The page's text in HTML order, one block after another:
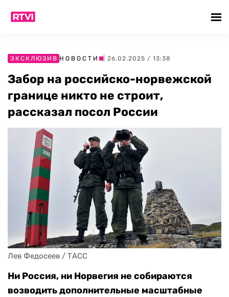
ЭКСКЛЮЗИВ НОВОСТИ | 26.02.2025 / 13:38
Забор на российско-норвежской
границе никто не строит,
рассказал посол России
Лев Федосеев / ТАСС
Ни Россия, ни Норвегия не собираются
возводить дополнительные масштабные